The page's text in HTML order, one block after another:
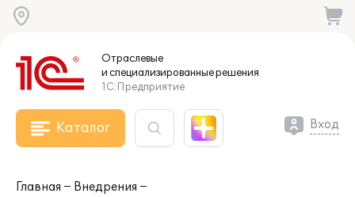
Отраслевые
и специализированныерешения
1С:Предприятие
Каталог Вход
Главная
Внедрения